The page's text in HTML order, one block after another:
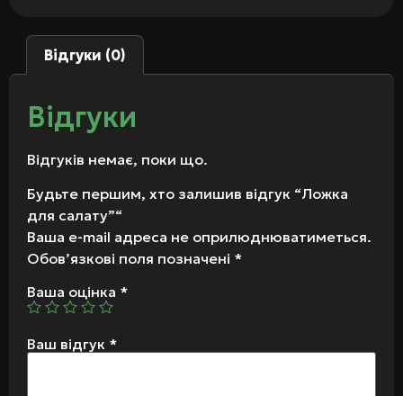
Відгуки (0)
Відгуки
Відгуків немає, поки що.
Будьте першим, хто залишив відгук “Ложка
для салату”“
Ваша e-mail адреса не оприлюднюватиметься.
Обов’язкові поля позначені *
Ваша оцінка *
Ваш відгук *